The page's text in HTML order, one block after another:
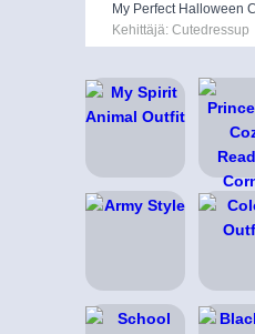
My Perfect Halloween
Kehittäjä: Cutedressup